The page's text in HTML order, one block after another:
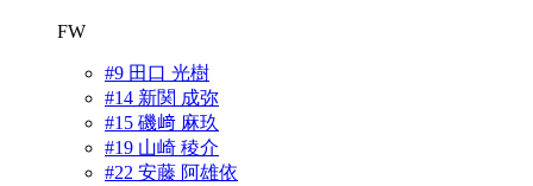
FW
#9 田口 光樹
#14 新関 成弥
#15 磯﨑 麻玖
#19 山崎 稜介
#22 安藤 阿雄依